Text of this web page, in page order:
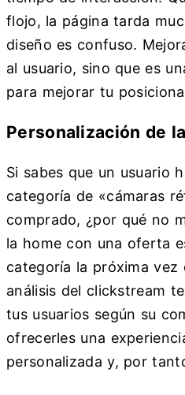
flojo, la página tarda
diseño es confuso.
al usuario, sino que es
para mejorar tu
Personalización de
Si sabes que un usuario
categoría de «cámaras
comprado, ¿por qué no
la home con una oferta
categoría la próxima vez
análisis del clickstream
tus usuarios según su
ofrecerles una
personalizada y, por